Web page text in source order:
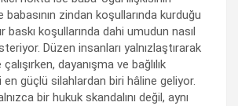
babasının zindan koşullarında kurduğu
baskı koşullarında dahi umudun nasıl
Düzen insanları yalnızlaştırarak
dayanışma ve bağlılık
en güçlü silahlardan biri hâline geliyor.
bir hukuk skandalını değil, aynı